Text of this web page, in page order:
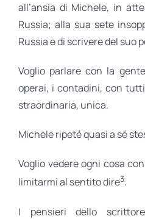
all’ansia di Michele, in
Russia; alla sua sete
Russia e di scrivere del suo
Voglio parlare con la
operai, i contadini, con
straordinaria, unica.
Michele ripeté quasi a sé
Voglio vedere ogni cosa
limitarmi al sentito dire3.
I pensieri dello